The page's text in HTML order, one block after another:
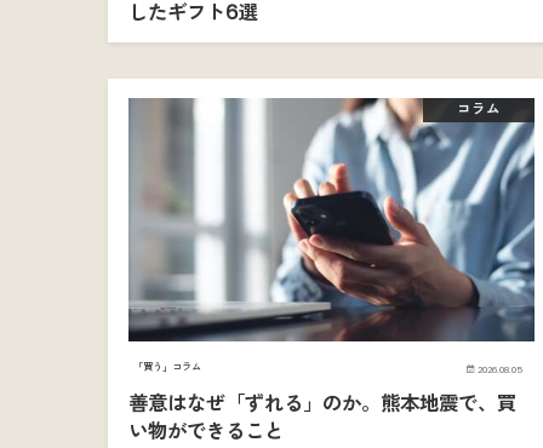
したギフト6選
コラム
「買う」コラム 2026.08.05
善意はなぜ「ずれる」のか。熊本地震で、買
い物ができること